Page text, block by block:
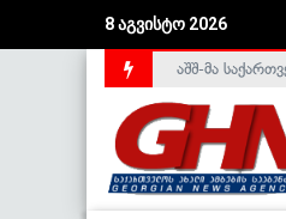
8 აგვისტო 2026
საქართველოს
აშშ-მა